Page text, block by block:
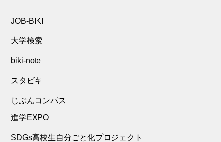
JOB-BIKI
大学検索
biki-note
スタビキ
じぶんコンパス
進学EXPO
SDGs高校生自分ごと化プロジェクト